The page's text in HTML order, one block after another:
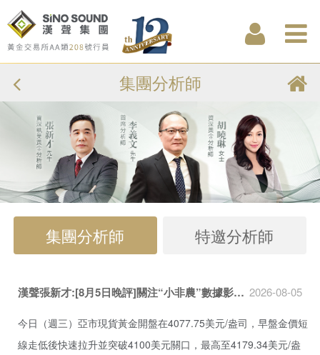
集團分析師
集團分析師 特邀分析師
漢聲張新才:[8月5日晚評]關注“小非農”數據影響，估計屆時金價... 2026-08-05
今日（週三）亞市現貨黃金開盤在4077.75美元/盎司，早盤金價短
線走低後快速拉升並突破4100美元關口，最高至4179.34美元/盎